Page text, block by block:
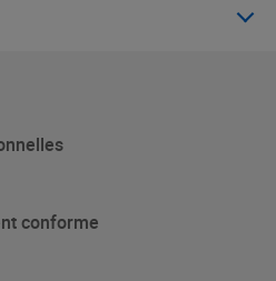
conforme